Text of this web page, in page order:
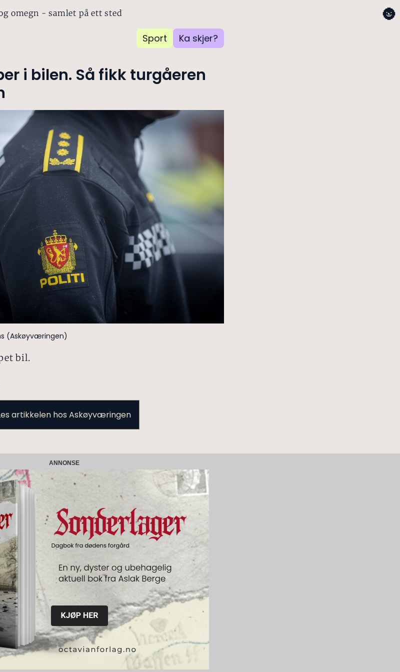
omegn - samlet på ett sted
Sport Ka skjer?
🌚
i bilen. Så fikk turgåeren
(Askøyværingen)
bil.
artikkelen hos Askøyværingen
ANNONSE